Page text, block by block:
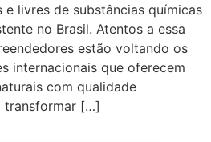
e livres de substâncias químicas
no Brasil. Atentos a essa
estão voltando os
internacionais que oferecem
com qualidade
transformar […]